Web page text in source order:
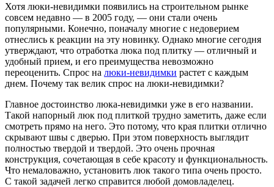
Хотя люки-невидимки появились на строительном рынке
совсем недавно — в 2005 году, — они стали очень
популярными. Конечно, поначалу многие с недоверием
отнеслись к реакции на эту новинку. Однако многие сегодня
утверждают, что отработка люка под плитку — отличный и
удобный прием, и его преимущества невозможно
переоценить. Спрос на люки-невидимки растет с каждым
днем. Почему так велик спрос на люки-невидимки?
Главное достоинство люка-невидимки уже в его названии.
Такой напорный люк под плиткой трудно заметить, даже если
смотреть прямо на него. Это потому, что края плитки отлично
скрывают швы с дверью. При этом поверхность выглядит
полностью твердой и твердой. Это очень прочная
конструкция, сочетающая в себе красоту и функциональность.
Что немаловажно, установить люк такого типа очень просто.
С такой задачей легко справится любой домовладелец.